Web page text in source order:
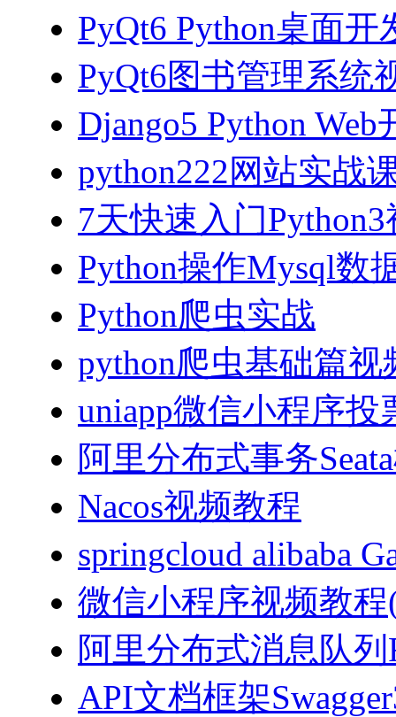
PyQt6 Python桌面开
PyQt6图书管理系统
Django5 Python
python222网站实战
7天快速入门
Python操作Mysql数
Python爬虫实战
python爬虫基础篇视
uniapp微信小程序投
阿里分布式事务
Nacos视频教程
springcloud alibaba
微信小程序视频教程
阿里分布式消息队
API文档框架